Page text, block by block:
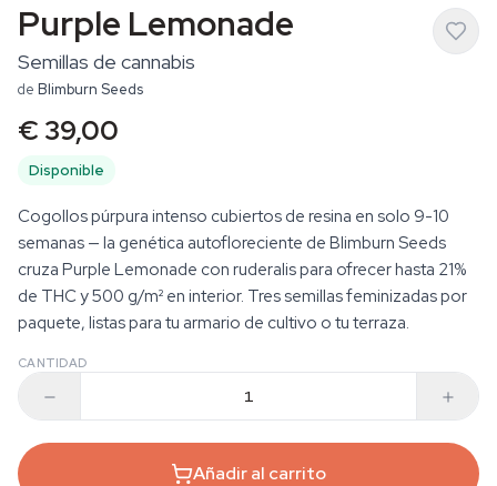
Purple Lemonade
Semillas de cannabis
de Blimburn Seeds
€ 39,00
Disponible
Cogollos púrpura intenso cubiertos de resina en solo 9-10
semanas — la genética autofloreciente de Blimburn Seeds
cruza Purple Lemonade con ruderalis para ofrecer hasta 21%
de THC y 500 g/m² en interior. Tres semillas feminizadas por
paquete, listas para tu armario de cultivo o tu terraza.
CANTIDAD
Añadir al carrito